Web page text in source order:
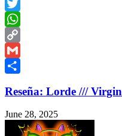
Facebook
Twitter
WhatsApp
Copy
Link
Gmail
Reseña: Lorde /// Virgin
June 28, 2025